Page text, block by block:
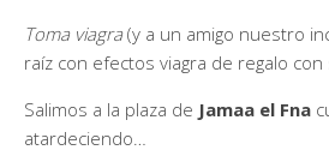
Toma viagra(y a un amigo nuestro
raíz con efectos viagra de regalo
Salimos a la plaza de Jamaa el Fna
atardeciendo…